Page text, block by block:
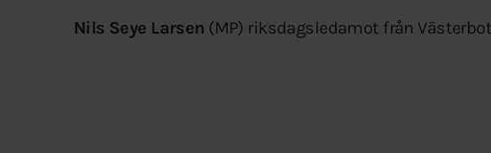
Nils Seye Larsen (MP) riksdagsledamot från